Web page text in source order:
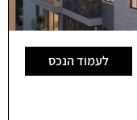
לעמוד הנכס